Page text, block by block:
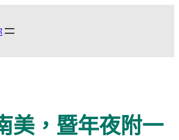
美，暨年夜附一